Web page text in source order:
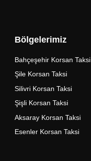
Bölgelerimiz
Bahçeşehir Korsan Taksi
Şile Korsan Taksi
Silivri Korsan Taksi
Şişli Korsan Taksi
Aksaray Korsan Taksi
Esenler Korsan Taksi